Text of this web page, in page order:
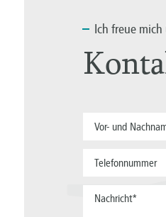
Ich freue mich